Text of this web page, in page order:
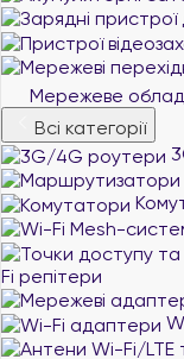
Мережеве
Всі категорії
Fi репітери